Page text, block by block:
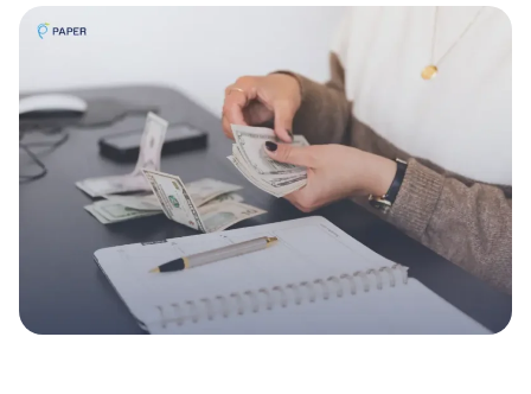
Kartu Kredit Bisnis
Paper Card
Satu kartu untuk bisnis & personal
Paper Horizon
Kartu korporat expense terlengkap
Solusi Industri
Food & Beverages
Blog